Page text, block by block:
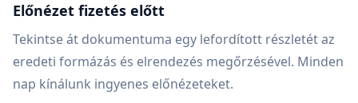
Előnézet fizetés előtt
Tekintse át dokumentuma egy lefordított részletét az
eredeti formázás és elrendezés megőrzésével. Minden
nap kínálunk ingyenes előnézeteket.